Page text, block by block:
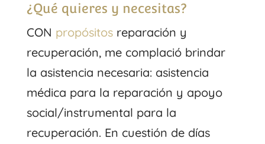
¿Qué quieres y necesitas?
CON propósitosreparación y
recuperación, me complació brindar
la asistencia necesaria: asistencia
médica para la reparación y apoyo
social/instrumental para la
recuperación. En cuestión de días